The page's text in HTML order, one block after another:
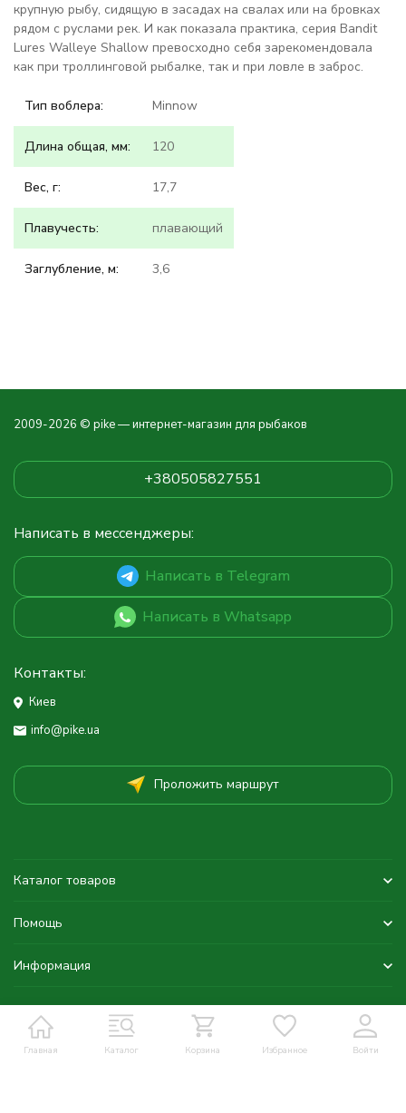
крупную рыбу, сидящую в засадах на свалах или на бровках
рядом с руслами рек. И как показала практика, серия Bandit
Lures Walleye Shallow превосходно себя зарекомендовала
как при троллинговой рыбалке, так и при ловле в заброс.
Тип воблера: Minnow
Длина общая, мм: 120
Вес, г: 17,7
Плавучесть: плавающий
Заглубление, м: 3,6
Главная Каталог Корзина Избранное Войти
2009-2026 © pike — интернет-магазин для рыбаков
+380505827551
Написать в мессенджеры:
Написать в Telegram
Написать в Whatsapp
Контакты:
Киев
info@pike.ua
Проложить маршрут
Каталог товаров
Помощь
Информация